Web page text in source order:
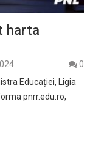
harta
0
Educației, Ligia
pnrr.edu.ro,